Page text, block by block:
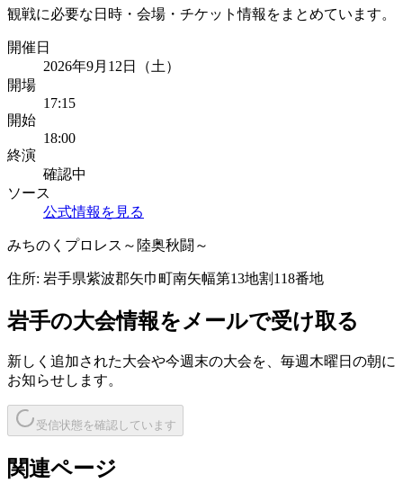
観戦に必要な日時・会場・チケット情報をまとめています。
開催日
2026年9月12日（土）
開場
17:15
開始
18:00
終演
確認中
ソース
公式情報を見る
みちのくプロレス～陸奥秋闘～
住所: 岩手県紫波郡矢巾町南矢幅第13地割118番地
岩手の大会情報をメールで受け取る
新しく追加された大会や今週末の大会を、 毎週木曜日の朝に
お知らせします。
受信状態を確認しています
関連ページ